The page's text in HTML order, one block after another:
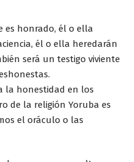
es honrado, él o ella
él o ella heredarán
será un testigo viviente
la honestidad en los
de la religión Yoruba es
el oráculo o las